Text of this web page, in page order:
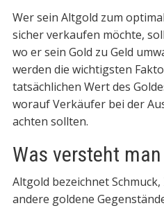
Wer sein Altgold zum
sicher verkaufen möchte,
wo er sein Gold zu Geld
werden die wichtigsten
tatsächlichen Wert des
worauf Verkäufer bei der
achten sollten.
Was versteht
Altgold bezeichnet
andere goldene